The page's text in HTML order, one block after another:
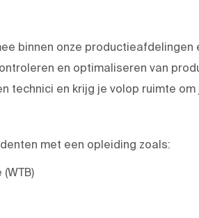
binnen onze productieafdelingen
en optimaliseren van
technici en krijg je volop ruimte
met een opleiding zoals: